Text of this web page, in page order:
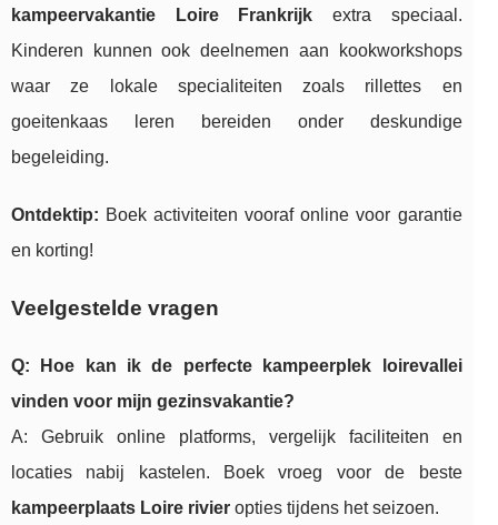
kampeervakantie Loire Frankrijk extra speciaal.
Kinderen kunnen ook deelnemen aan kookworkshops
waar ze lokale specialiteiten zoals rillettes en
goeitenkaas leren bereiden onder deskundige
begeleiding.
Ontdektip: Boek activiteiten vooraf online voor garantie
en korting!
Veelgestelde vragen
Q: Hoe kan ik de perfecte kampeerplek loirevallei
vinden voor mijn gezinsvakantie?
A: Gebruik online platforms, vergelijk faciliteiten en
locaties nabij kastelen. Boek vroeg voor de beste
kampeerplaats Loire rivier opties tijdens het seizoen.